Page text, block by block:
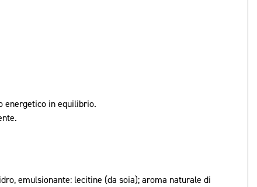
energetico in equilibrio.
emulsionante: lecitine (da soia); aroma naturale di